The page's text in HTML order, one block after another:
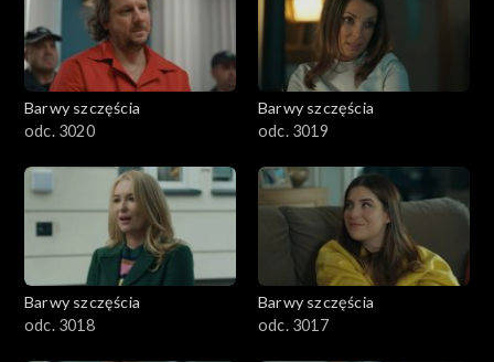
Barwy szczęścia
odc. 3020
Barwy szczęścia
odc. 3019
Barwy szczęścia
odc. 3018
Barwy szczęścia
odc. 3017